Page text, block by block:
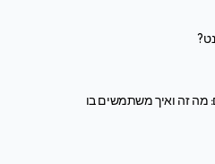
מה זה ואיך משתמשים בו